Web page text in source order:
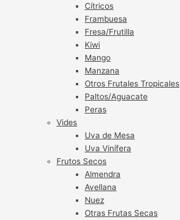
Cítricos
Frambuesa
Fresa/Frutilla
Kiwi
Mango
Manzana
Otros Frutales Tropicales
Paltos/Aguacate
Peras
Vides
Uva de Mesa
Uva Vinífera
Frutos Secos
Almendra
Avellana
Nuez
Otras Frutas Secas